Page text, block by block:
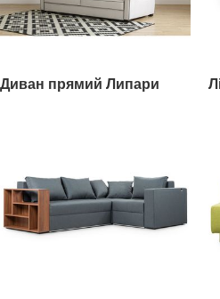
Диван прямий Липари